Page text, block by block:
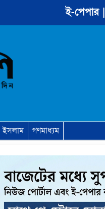
ই-পেপার |
(current)
ইসলাম গণমাধ্যম